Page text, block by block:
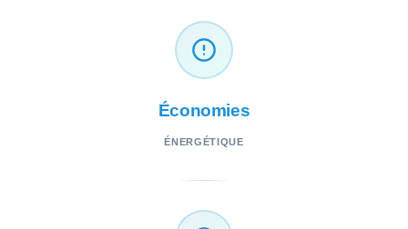
Autonomie
ÉNERGÉTIQUE